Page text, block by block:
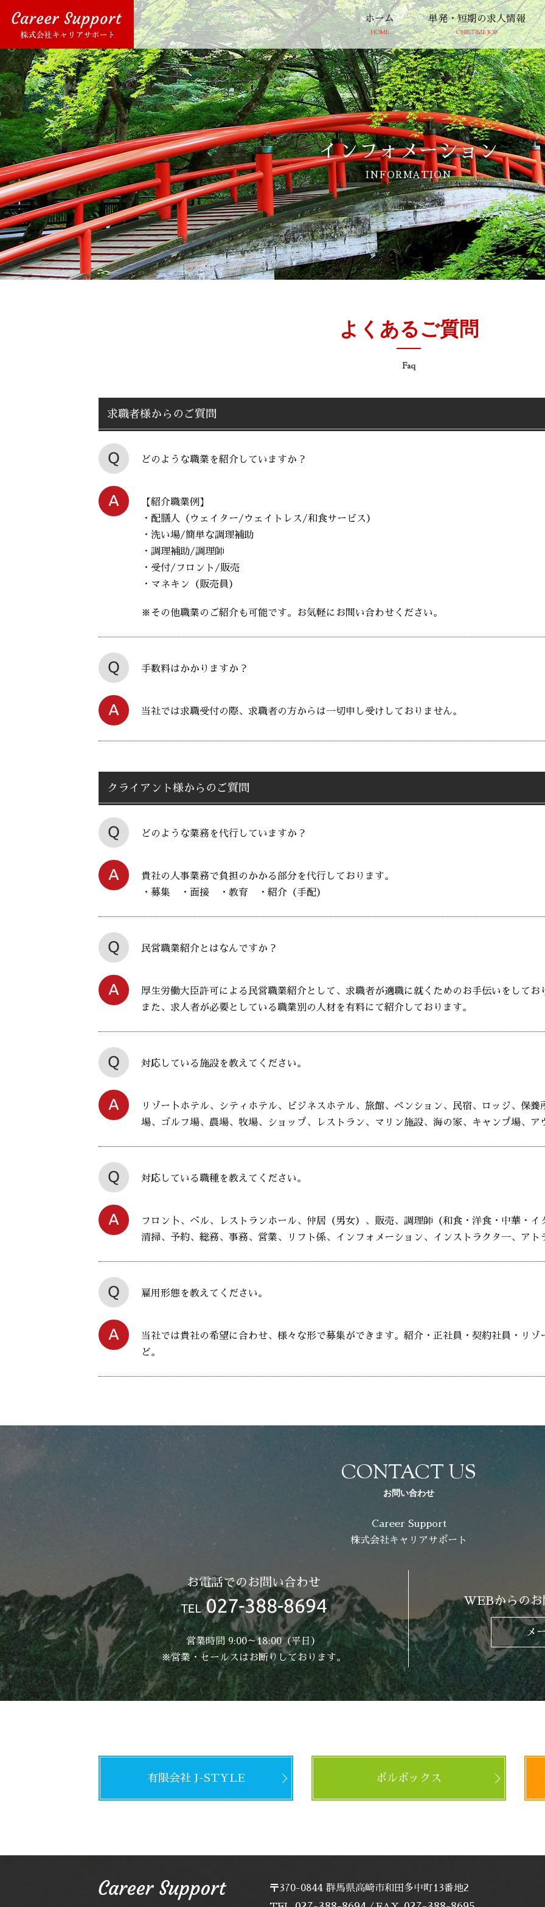
ホーム
HOME
単発・短期の求人情報
ONE-TIME JOB
インフォメーション
INFORMATION
よくあるご質問
Faq
求職者様からのご質問
どのような職業を紹介していますか？
【紹介職業例】
・配膳人（ウェイター/ウェイトレス/和食サービス）
・洗い場/簡単な調理補助
・調理補助/調理師
・受付/フロント/販売
・マネキン（販売員）
※その他職業のご紹介も可能です。お気軽にお問い合わせください。
手数料はかかりますか？
当社では求職受付の際、求職者の方からは一切申し受けしておりません。
クライアント様からのご質問
どのような業務を代行していますか？
貴社の人事業務で負担のかかる部分を代行しております。
・募集 ・面接 ・教育 ・紹介（手配）
民営職業紹介とはなんですか？
厚生労働大臣許可による民営職業紹介として、求職者が適職に就くためのお手伝いをしてお
また、求人者が必要としている職業別の人材を有料にて紹介しております。
対応している施設を教えてください。
リゾー卜ホテル、シティホテル、ビジネスホテル、旅館、ペンション、民宿、ロッジ、保
場、ゴルフ場、農場、牧場、ショップ、レストラン、マリン施設、海の家、キャンプ場、ア
対応している職種を教えてください。
フロン卜、ベル、レストランホール、仲居（男女）、販売、調理師（和食・洋食・中華・
清掃、予約、総務、事務、営業、リフト係、インフォメーション、インストラクタ一、ア
雇用形態を教えてください。
当社では貴社の希望に合わせ、様々な形で募集ができます。紹介・正社員・契約社員・リ
ど。
CONTACT US
お問い合わせ
Career Support
株式会社キャリアサポート
お電話でのお問い合わせ
営業時間 9:00～18:00（平日）
※営業・セールスはお断りしております。
WEBからのお
メ
有限会社 J-STYLE ボルボックス
〒370-0844 群馬県高崎市和田多中町13番地2